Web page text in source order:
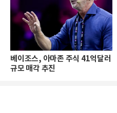
베이조스, 아마존 주식 41억달러
규모 매각 추진